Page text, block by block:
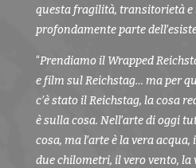
questa fragilità, transitorietà
profondamente parte
“Prendiamo il Wrapped
e film sul Reichstag… ma per
c’è stato il Reichstag, la cosa
è sulla cosa. Nell’arte di oggi
cosa, ma l’arte è la vera
due chilometri, il vero vento, la